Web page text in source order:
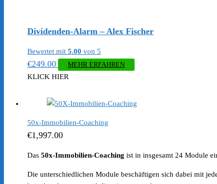
Dividenden-Alarm – Alex Fischer
Bewertet mit 5.00 von 5
€249.00 MEHR ERFAHREN
KLICK HIER
50x-Immobilien-Coaching
€1,997.00
Das 50x-Immobilien-Coaching ist in insgesamt 24 Module
Die unterschiedlichen Module beschäftigen sich dabei mit